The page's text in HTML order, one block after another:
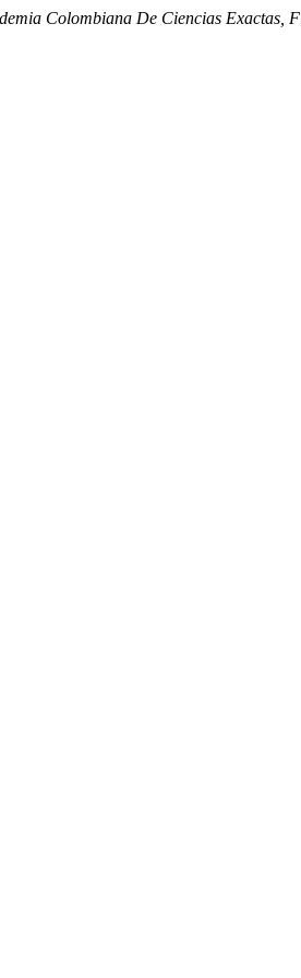
Colombiana De Ciencias Exactas,